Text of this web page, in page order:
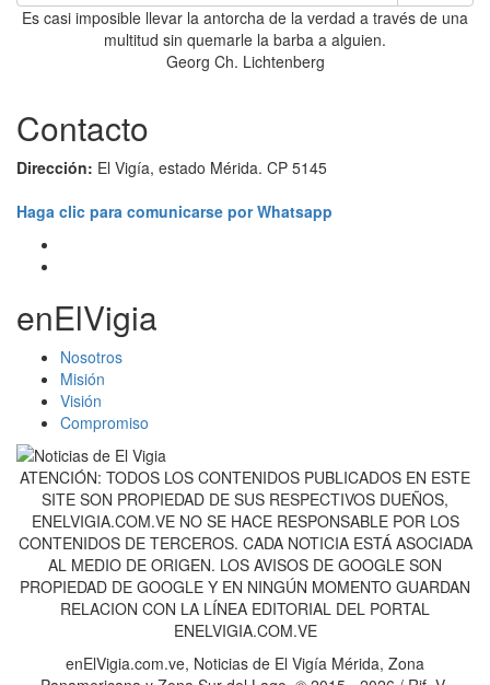
Es casi imposible llevar la antorcha de la verdad a través de una
multitud sin quemarle la barba a alguien.
Georg Ch. Lichtenberg
Contacto
Dirección: El Vigía, estado Mérida. CP 5145
Haga clic para comunicarse por Whatsapp
enElVigia
Nosotros
Misión
Visión
Compromiso
ATENCIÓN: TODOS LOS CONTENIDOS PUBLICADOS EN ESTE
SITE SON PROPIEDAD DE SUS RESPECTIVOS DUEÑOS,
ENELVIGIA.COM.VE NO SE HACE RESPONSABLE POR LOS
CONTENIDOS DE TERCEROS. CADA NOTICIA ESTÁ ASOCIADA
AL MEDIO DE ORIGEN. LOS AVISOS DE GOOGLE SON
PROPIEDAD DE GOOGLE Y EN NINGÚN MOMENTO GUARDAN
RELACION CON LA LÍNEA EDITORIAL DEL PORTAL
ENELVIGIA.COM.VE
enElVigia.com.ve, Noticias de El Vigía Mérida, Zona